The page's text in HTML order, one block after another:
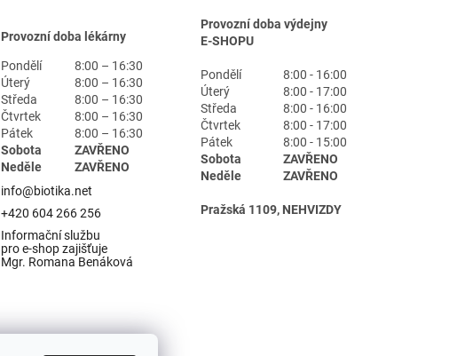
Provozní doba lékárny
Pondělí
8:00 – 16:30
Úterý
8:00 – 16:30
Středa
8:00 – 16:30
Čtvrtek
8:00 – 16:30
Pátek
8:00 – 16:30
Sobota
ZAVŘENO
Neděle
ZAVŘENO
info@biotika.net
+420 604 266 256
Informační službu
pro e-shop zajišťuje
Mgr. Romana Benáková
Provozní doba výdejny
E-SHOPU
Pondělí
8:00 - 16:00
Úterý
8:00 - 17:00
Středa
8:00 - 16:00
Čtvrtek
8:00 - 17:00
Pátek
8:00 - 15:00
Sobota
ZAVŘENO
Neděle
ZAVŘENO
Pražská 1109, NEHVIZDY